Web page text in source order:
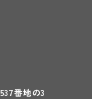
番地の3